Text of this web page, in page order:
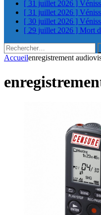
[ 31 juillet 2026 ]
[ 31 juillet 2026 ]
[ 30 juillet 2026 ]
[ 29 juillet 2026 ] Mort
Rechercher :
Accueilenregistrement